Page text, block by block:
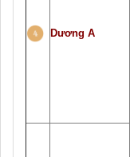
Dương A